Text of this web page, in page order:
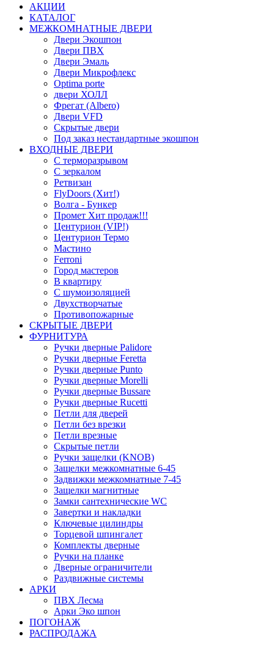
АКЦИИ
КАТАЛОГ
МЕЖКОМНАТНЫЕ ДВЕРИ
Двери Экошпон
Двери ПВХ
Двери Эмаль
Двери Микрофлекс
Optima porte
двери ХОЛЛ
Фрегат (Albero)
Двери VFD
Скрытые двери
Под заказ нестандартные экошпон
ВХОДНЫЕ ДВЕРИ
С терморазрывом
С зеркалом
Ретвизан
FlyDoors (Хит!)
Волга - Бункер
Промет Хит продаж!!!
Центурион (VIP!)
Центурион Термо
Мастино
Ferroni
Город мастеров
В квартиру
С шумоизоляцией
Двухстворчатые
Противопожарные
СКРЫТЫЕ ДВЕРИ
ФУРНИТУРА
Ручки дверные Palidore
Ручки дверные Feretta
Ручки дверные Punto
Ручки дверные Morelli
Ручки дверные Bussare
Ручки дверные Rucetti
Петли для дверей
Петли без врезки
Петли врезные
Скрытые петли
Ручки защелки (KNOB)
Защелки межкомнатные 6-45
Задвижки межкомнатные 7-45
Защелки магнитные
Замки сантехнические WC
Завертки и накладки
Ключевые цилиндры
Торцевой шпингалет
Комплекты дверные
Ручки на планке
Дверные ограничители
Раздвижные системы
АРКИ
ПВХ Лесма
Арки Эко шпон
ПОГОНАЖ
РАСПРОДАЖА